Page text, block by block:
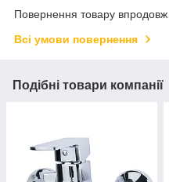
Повернення товару впродовж
Всі умови повернення
Подібні товари компанії